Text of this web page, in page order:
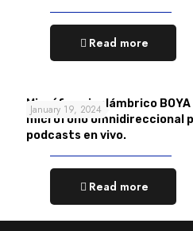
Read more
January 19, 2024
Micrófono inalámbrico
micrófono omnidireccional
podcasts en vivo.
Read more